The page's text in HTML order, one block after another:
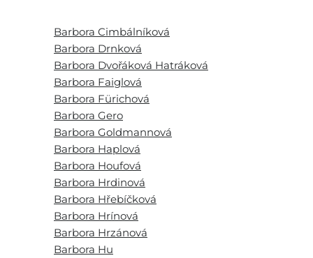
Barbora Cimbálníková
Barbora Drnková
Barbora Dvořáková Hatráková
Barbora Faiglová
Barbora Fürichová
Barbora Gero
Barbora Goldmannová
Barbora Haplová
Barbora Houfová
Barbora Hrdinová
Barbora Hřebíčková
Barbora Hrínová
Barbora Hrzánová
Barbora Hu